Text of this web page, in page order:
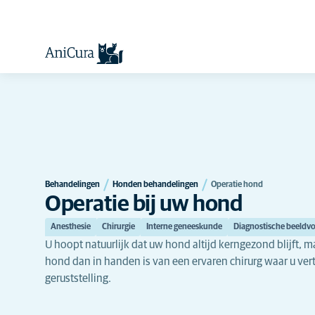
Behandelingen Honden behandelingen Operatie hond
Operatie bij uw hond
Anesthesie Chirurgie Interne geneeskunde Diagnostische
U hoopt natuurlijk dat uw hond altijd kerngezond blijft,
hond dan in handen is van een ervaren chirurg waar u
geruststelling.